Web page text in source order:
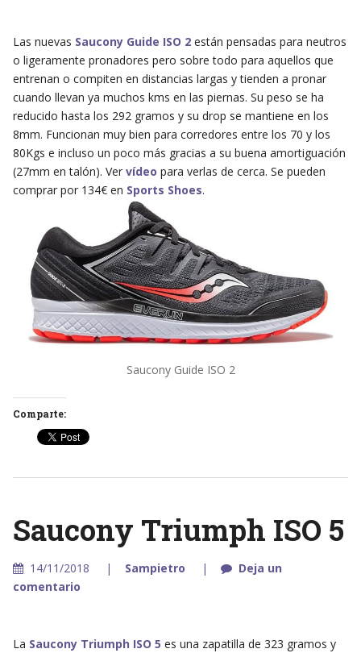
Las nuevas Saucony Guide ISO 2están pensadas para neutros
o ligeramente pronadores pero sobre todo para aquellos que
entrenan o compiten en distancias largas y tienden a pronar
cuando llevan ya muchos kms en las piernas. Su peso se ha
reducido hasta los 292 gramos y su drop se mantiene en los
8mm. Funcionan muy bien para corredores entre los 70 y los
80Kgs e incluso un poco más gracias a su buena amortiguación
(27mm en talón). Ver vídeo para verlas de cerca. Se pueden
comprar por 134€ en Sports Shoes.
Saucony Guide ISO 2
Comparte:
Saucony Triumph ISO 5
14/11/2018 Sampietro
Deja un
comentario
La Saucony Triumph ISO 5 es una zapatilla de 323 gramos y